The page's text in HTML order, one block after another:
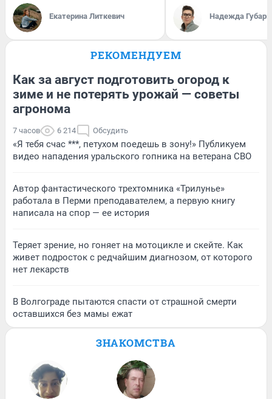
Екатерина Литкевич Надежда Губарь
РЕКОМЕНДУЕМ
Как за август подготовить огород к
зиме и не потерять урожай — советы
агронома
7 часов 6 214 Обсудить
«Я тебя счас ***, петухом поедешь в зону!» Публикуем
видео нападения уральского гопника на ветерана СВО
Автор фантастического трехтомника «Трилунье»
работала в Перми преподавателем, а первую книгу
написала на спор — ее история
Теряет зрение, но гоняет на мотоцикле и скейте. Как
живет подросток с редчайшим диагнозом, от которого
нет лекарств
В Волгограде пытаются спасти от страшной смерти
оставшихся без мамы ежат
ЗНАКОМСТВА